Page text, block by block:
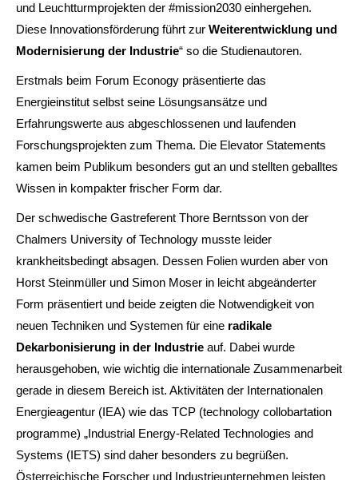
und Leuchtturmprojekten der #mission2030 einhergehen.
Diese Innovationsförderung führt zur Weiterentwicklung und
Modernisierung der Industrie“ so die Studienautoren.
Erstmals beim Forum Econogy präsentierte das
Energieinstitut selbst seine Lösungsansätze und
Erfahrungswerte aus abgeschlossenen und laufenden
Forschungsprojekten zum Thema. Die Elevator Statements
kamen beim Publikum besonders gut an und stellten geballtes
Wissen in kompakter frischer Form dar.
Der schwedische Gastreferent Thore Berntsson von der
Chalmers University of Technology musste leider
krankheitsbedingt absagen. Dessen Folien wurden aber von
Horst Steinmüller und Simon Moser in leicht abgeänderter
Form präsentiert und beide zeigten die Notwendigkeit von
neuen Techniken und Systemen für eine radikale
Dekarbonisierung in der Industrie auf. Dabei wurde
herausgehoben, wie wichtig die internationale Zusammenarbeit
gerade in diesem Bereich ist. Aktivitäten der Internationalen
Energieagentur (IEA) wie das TCP (technology collobartation
programme) „Industrial Energy-Related Technologies and
Systems (IETS) sind daher besonders zu begrüßen.
Österreichische Forscher und Industrieunternehmen leisten